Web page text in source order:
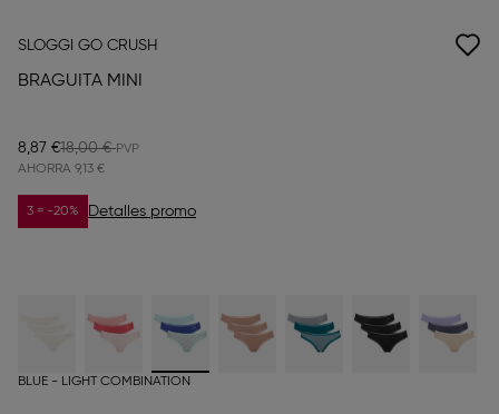
SLOGGI GO CRUSH
BRAGUITA MINI
8,87 €18,00 €
AHORRA 9,13 €
3 = -20% Detalles promo
BLUE - LIGHT COMBINATION